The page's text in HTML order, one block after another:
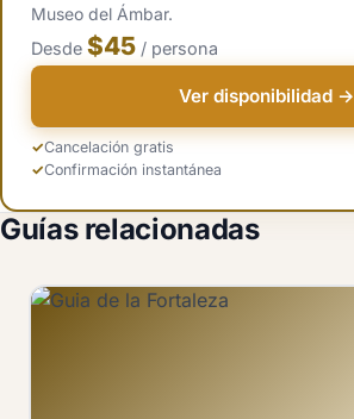
Museo del Ámbar.
Desde $45 / persona
Ver disponibilidad →
Cancelación gratis
Confirmación instantánea
Guías relacionadas